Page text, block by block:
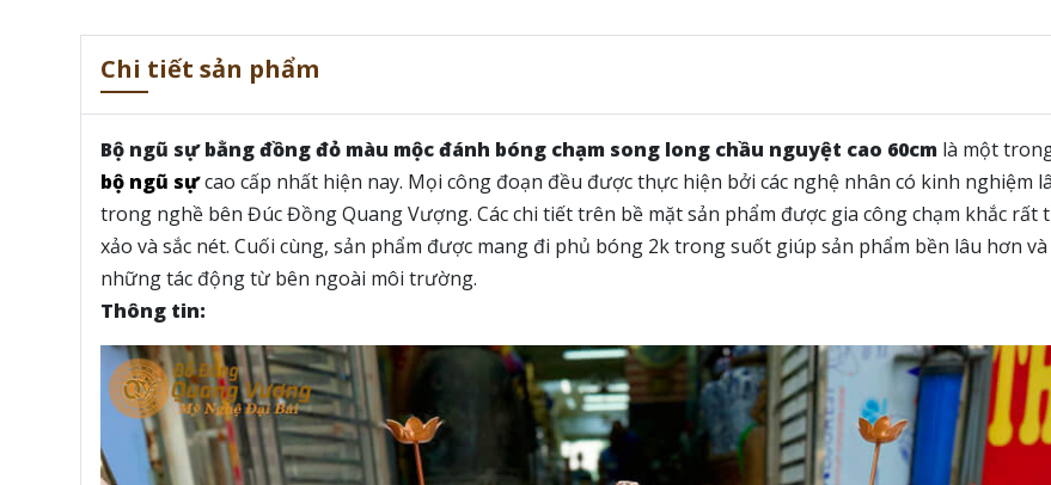
Chi tiết sản phẩm
Bộ ngũ sự bằng đồng đỏ màu mộc đánh bóng chạm song long chầu nguyệt cao 60cm là một
bộ ngũ sựcao cấp nhất hiện nay. Mọi công đoạn đều được thực hiện bởi các nghệ nhân có kinh nghiệm
trong nghề bên Đúc Đồng Quang Vượng. Các chi tiết trên bề mặt sản phẩm được gia công chạm khắc rất
xảo và sắc nét. Cuối cùng, sản phẩm được mang đi phủ bóng 2k trong suốt giúp sản phẩm bền lâu hơn
những tác động từ bên ngoài môi trường.
Thông tin: